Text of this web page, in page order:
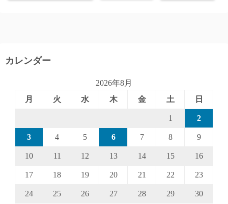
カレンダー
2026年8月
月
火 水 木 金 土 日
1 2
3 4 5 6 7 8 9
10 11 12 13 14 15 16
17 18 19 20 21 22 23
24 25 26 27 28 29 30